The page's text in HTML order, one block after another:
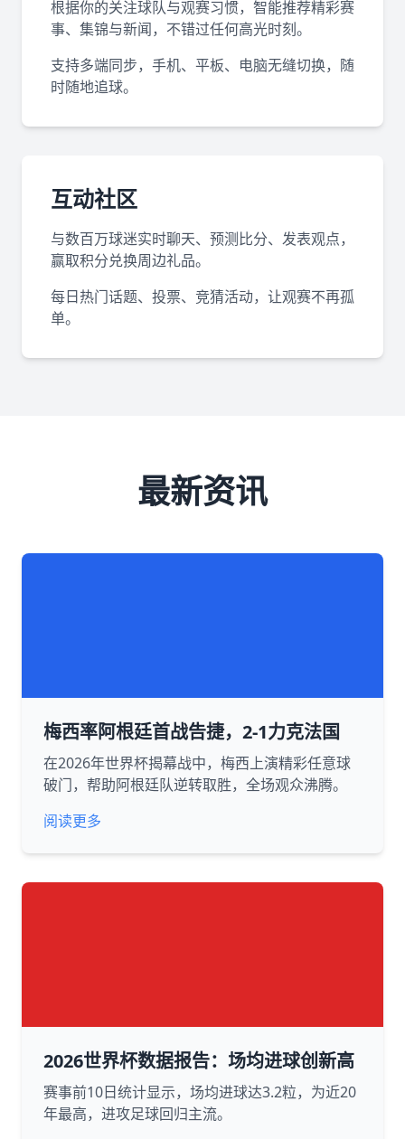
根据你的关注球队与观赛习惯，智能推荐精彩赛
事、集锦与新闻，不错过任何高光时刻。
支持多端同步，手机、平板、电脑无缝切换，随
时随地追球。
互动社区
与数百万球迷实时聊天、预测比分、发表观点，
赢取积分兑换周边礼品。
每日热门话题、投票、竞猜活动，让观赛不再孤
单。
最新资讯
梅西率阿根廷首战告捷，2-1力克法国
在2026年世界杯揭幕战中，梅西上演精彩任意球
破门，帮助阿根廷队逆转取胜，全场观众沸腾。
阅读更多
2026世界杯数据报告：场均进球创新高
赛事前10日统计显示，场均进球达3.2粒，为近20
年最高，进攻足球回归主流。